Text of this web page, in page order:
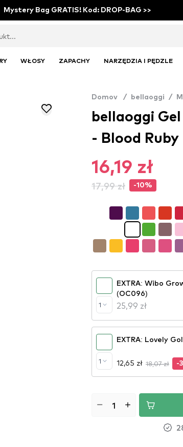
Mystery Bag GRATIS! Kod: DROP-BAG >>
WŁOSY ZAPACHY NARZĘDZIA I PĘDZLE
Domov / bellaoggi /
bellaoggi
- Blood Ruby
16,19 zł
17,99 zł -10%
1
EXTRA: Wibo
(OC096)
25,99 zł
1
EXTRA: Lovely
12,65 zł 18,07 zł -